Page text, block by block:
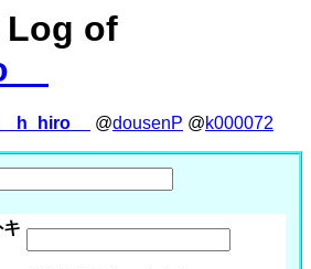
Log of
__h_hiro__ @dousenP @k000072
キ